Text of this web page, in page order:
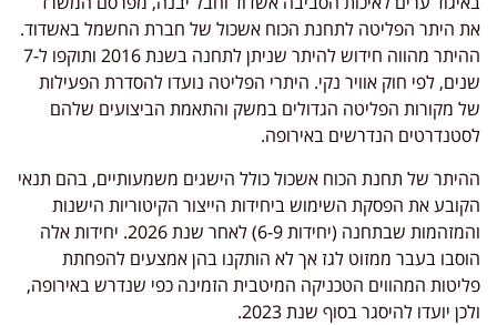
את היתר הפליטה לתחנת הכוח אשכול של חברת החשמל באשדוד.
ההיתר מהווה חידוש להיתר שניתן לתחנה בשנת 2016 ותוקפו ל-7
שנים, לפי חוק אוויר נקי. היתרי הפליטה נועדו להסדרת הפעילות
של מקורות הפליטה הגדולים במשק והתאמת הביצועים שלהם
לסטנדרטים הנדרשים באירופה.
ההיתר של תחנת הכוח אשכול כולל הישגים משמעותיים, בהם תנאי
הקובע את הפסקת השימוש ביחידות הייצור הקיטוריות הישנות
והמזהמות שבתחנה (יחידות 6-9) לאחר שנת 2026. יחידות אלה
הוסבו בעבר ממזוט לגז אך לא הותקנו בהן אמצעים להפחתת
פליטות המהווים הטכניקה המיטבית הזמינה כפי שנדרש באירופה,
ולכן יועדו להיסגר בסוף שנת 2023.